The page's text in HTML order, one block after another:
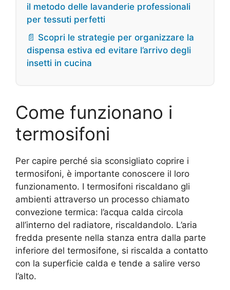
il metodo delle lavanderie professionali
per tessuti perfetti
📄 Scopri le strategie per organizzare la
dispensa estiva ed evitare l’arrivo degli
insetti in cucina
Come funzionano i
termosifoni
Per capire perché sia sconsigliato coprire i
termosifoni, è importante conoscere il loro
funzionamento. I termosifoni riscaldano gli
ambienti attraverso un processo chiamato
convezione termica: l’acqua calda circola
all’interno del radiatore, riscaldandolo. L’aria
fredda presente nella stanza entra dalla parte
inferiore del termosifone, si riscalda a contatto
con la superficie calda e tende a salire verso
l’alto.